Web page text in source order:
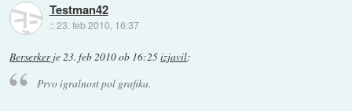
Testman42
::23. feb 2010, 16:37
Berserkerje23. feb 2010 ob 16:25izjavil:
Prvo igralnost pol grafika.